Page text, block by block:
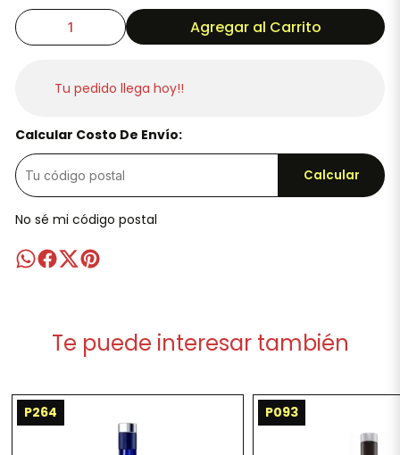
Agregar al Carrito
Tu pedido llega hoy!!
Calcular Costo De Envío:
Calcular
No sé mi código postal
Te puede interesar también
P264 P093